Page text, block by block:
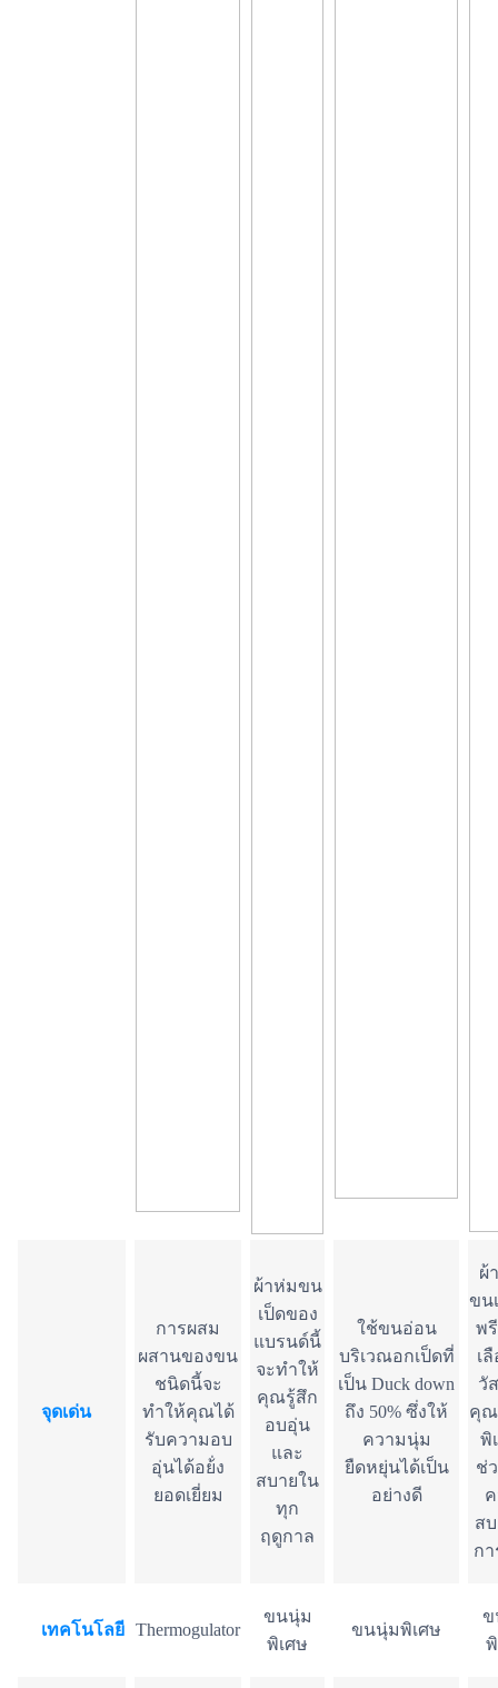
จุดเด่น
การผสม
ผสานของขน
ชนิดนี้จะ
ทำให้คุณได้
รับความอบ
อุ่นได้อย้่ง
ยอดเยี่ยม
ผ้าห่มขน
เป็ดของ
แบรนด์นี้
จะทำให้
คุณรู้สึก
อบอุ่น
และ
สบายใน
ทุก
ฤดูกาล
ใช้ขนอ่อน
บริเวณอกเป็ดที่
เป็น Duck down
ถึง 50% ซึ่งให้
ความนุ่ม
ยืดหยุ่นได้เป็น
อย่างดี
ผ้
ขน
พ
เ
วั
คุณ
พิ
ช่
ส
ก
เทคโนโลยี Thermogulator
ขนนุ่ม
พิเศษ
ขนนุ่มพิเศษ
ข